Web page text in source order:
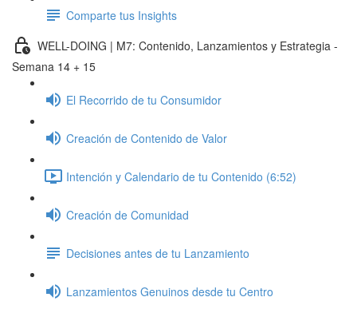
Comparte tus Insights
WELL-DOING | M7: Contenido, Lanzamientos y Estrategia -
Semana 14 + 15
El Recorrido de tu Consumidor
Creación de Contenido de Valor
Intención y Calendario de tu Contenido (6:52)
Creación de Comunidad
Decisiones antes de tu Lanzamiento
Lanzamientos Genuinos desde tu Centro